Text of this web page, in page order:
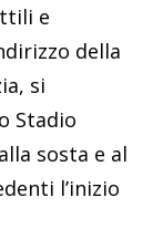
e
della
si
Stadio
sosta e al
l’inizio